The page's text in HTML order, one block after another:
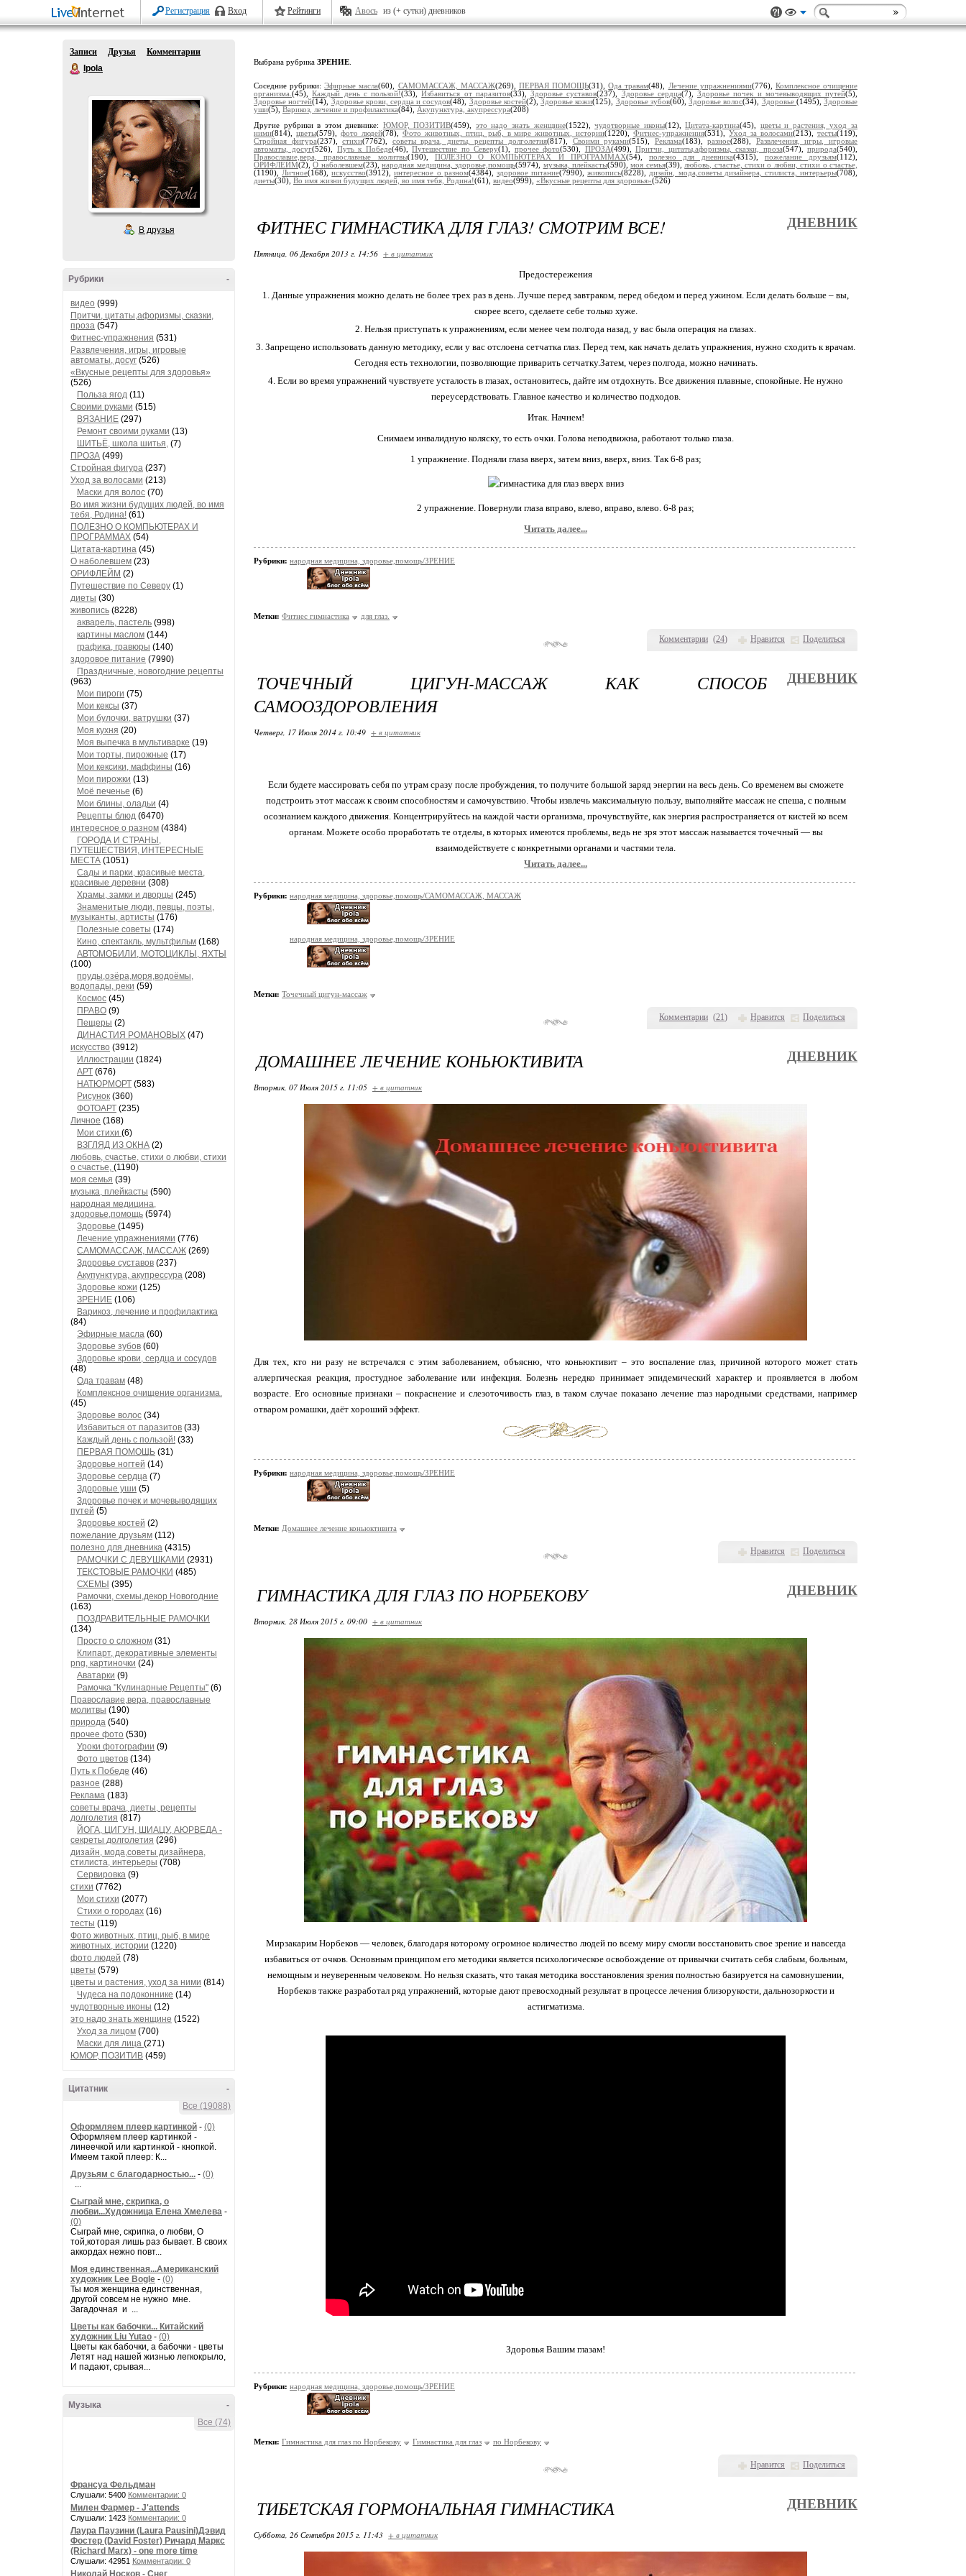
Регистрация Вход Рейтинги Авось из (+ сутки) дневников
Записи Друзья
Комментарии
Ipola
В друзья
-
Рубрики
видео (999)
Притчи, цитаты,афоризмы, сказки,
проза (547)
Фитнес-упражнения (531)
Развлечения, игры, игровые
автоматы, досуг (526)
«Вкусные рецепты для здоровья»
(526)
Польза ягод (11)
Своими руками (515)
ВЯЗАНИЕ (297)
Ремонт своими руками (13)
ШИТЬЁ, школа шитья, (7)
ПРОЗА (499)
Стройная фигура (237)
Уход за волосами (213)
Маски для волос (70)
Во имя жизни будущих людей, во имя
тебя, Родина! (61)
ПОЛЕЗНО О КОМПЬЮТЕРАХ И
ПРОГРАММАХ (54)
Цитата-картина (45)
О наболевшем (23)
ОРИФЛЕЙМ (2)
Путешествие по Северу (1)
диеты (30)
живопись (8228)
акварель, пастель (998)
картины маслом (144)
графика, гравюры (140)
здоровое питание (7990)
Праздничные, новогодние рецепты
(963)
Мои пироги (75)
Мои кексы (37)
Мои булочки, ватрушки (37)
Моя кухня (20)
Моя выпечка в мультиварке (19)
Мои торты, пирожные (17)
Мои кексики, маффины (16)
Мои пирожки (13)
Моё печенье (6)
Мои блины, оладьи (4)
Рецепты блюд (6470)
интересное о разном (4384)
ГОРОДА И СТРАНЫ,
ПУТЕШЕСТВИЯ, ИНТЕРЕСНЫЕ
МЕСТА (1051)
Сады и парки, красивые места,
красивые деревни (308)
Храмы, замки и дворцы (245)
Знаменитые люди, певцы, поэты,
музыканты, артисты (176)
Полезные советы (174)
Кино, спектакль, мультфильм (168)
АВТОМОБИЛИ, МОТОЦИКЛЫ, ЯХТЫ
(100)
пруды,озёра,моря,водоёмы,
водопады, реки (59)
Космос (45)
ПРАВО (9)
Пещеры (2)
ДИНАСТИЯ РОМАНОВЫХ (47)
искусство (3912)
Иллюстрации (1824)
АРТ (676)
НАТЮРМОРТ (583)
Рисунок (360)
ФОТОАРТ (235)
Личное (168)
Мои стихи (6)
ВЗГЛЯД ИЗ ОКНА (2)
любовь, счастье, стихи о любви, стихи
о счастье, (1190)
моя семья (39)
музыка, плейкасты (590)
народная медицина,
здоровье,помощь (5974)
Здоровье (1495)
Лечение упражнениями (776)
САМОМАССАЖ, МАССАЖ (269)
Здоровье суставов (237)
Акупунктура, акупрессура (208)
Здоровье кожи (125)
ЗРЕНИЕ (106)
Варикоз, лечение и профилактика
(84)
Эфирные масла (60)
Здоровье зубов (60)
Здоровье крови, сердца и сосудов
(48)
Ода травам (48)
Комплексное очищение организма.
(45)
Здоровье волос (34)
Избавиться от паразитов (33)
Каждый день с пользой! (33)
ПЕРВАЯ ПОМОЩЬ (31)
Здоровье ногтей (14)
Здоровье сердца (7)
Здоровые уши (5)
Здоровье почек и мочевыводящих
путей (5)
Здоровье костей (2)
пожелание друзьям (112)
полезно для дневника (4315)
РАМОЧКИ С ДЕВУШКАМИ (2931)
ТЕКСТОВЫЕ РАМОЧКИ (485)
СХЕМЫ (395)
Рамочки, схемы,декор Новогодние
(163)
ПОЗДРАВИТЕЛЬНЫЕ РАМОЧКИ
(134)
Просто о сложном (31)
Клипарт, декоративные элементы
png, картиночки (24)
Аватарки (9)
Рамочка "Кулинарные Рецепты" (6)
Православие,вера, православные
молитвы (190)
природа (540)
прочее фото (530)
Уроки фотографии (9)
Фото цветов (134)
Путь к Победе (46)
разное (288)
Реклама (183)
советы врача, диеты, рецепты
долголетия (817)
ЙОГА, ЦИГУН, ШИАЦУ, АЮРВЕДА -
секреты долголетия (296)
дизайн, мода,советы дизайнера,
стилиста, интерьеры (708)
Сервировка (9)
стихи (7762)
Мои стихи (2077)
Стихи о городах (16)
тесты (119)
Фото животных, птиц, рыб, в мире
животных, истории (1220)
фото людей (78)
цветы (579)
цветы и растения, уход за ними (814)
Чудеса на подоконнике (14)
чудотворные иконы (12)
это надо знать женщине (1522)
Уход за лицом (700)
Маски для лица (271)
ЮМОР, ПОЗИТИВ (459)
-
Цитатник
Все (19088)
Оформляем плеер картинкой - (0)
Оформляем плеер картинкой -
линеечкой или картинкой - кнопкой.
Имеем такой плеер: К...
Друзьям с благодарностью... - (0)
...
Сыграй мне, скрипка, о
любви...Художница Елена Хмелева -
(0)
Сыграй мне, скрипка, о любви, О
той,которая лишь раз бывает. В своих
аккордах нежно повт...
Моя единственная...Американский
художник Lee Bogle - (0)
Ты моя женщина единственная,
другой совсем не нужно мне.
Загадочная и ...
Цветы как бабочки... Китайский
художник Liu Yutao - (0)
Цветы как бабочки, а бабочки - цветы
Летят над нашей жизнью легкокрыло,
И падают, срывая...
-
Музыка
Все (74)
Франсуа Фельдман
Слушали: 5400 Комментарии: 0
Милен Фармер - J'attends
Слушали: 1423 Комментарии: 0
Лаура Паузини (Laura Pausini)Дэвид
Фостер (David Foster) Ричард Маркс
(Richard Marx) - one more time
Слушали: 42951 Комментарии: 0
Николай Носков - Снег
Выбрана рубрика ЗРЕНИЕ
Соседние рубрики:Эфирные масла(60), САМОМАССАЖ, МАССАЖ(269), ПЕРВАЯ ПОМОЩЬ(31),Ода травам(48), Лечение упражнениями(776), Комплексное очищение
организма. (45),Каждый день с пользой!(33),Избавиться от паразитов(33), Здоровье суставов(237), Здоровье сердца(7), Здоровье почек и мочевыводящих путей(5),
Здоровье ногтей(14), Здоровье крови, сердца и сосудов(48), Здоровье костей(2),Здоровье кожи(125), Здоровье зубов(60),Здоровье волос(34), Здоровье (1495),Здоровые
уши(5), Варикоз, лечение и профилактика(84), Акупунктура, акупрессура(208)
Другие рубрики в этом дневнике: ЮМОР, ПОЗИТИВ(459), это надо знать женщине(1522),чудотворные иконы(12),Цитата-картина(45), цветы и растения, уход за
ними(814), цветы(579), фото людей(78), Фото животных, птиц, рыб, в мире животных, истории(1220),Фитнес-упражнения(531),Уход за волосами(213), тесты(119),
Стройная фигура(237),стихи(7762), советы врача, диеты, рецепты долголетия(817), Своими руками(515), Реклама(183),разное(288), Развлечения, игры, игровые
автоматы, досуг(526), Путь к Победе(46),Путешествие по Северу(1), прочее фото(530), ПРОЗА(499),Притчи, цитаты,афоризмы, сказки, проза(547),природа(540),
Православие,вера, православные молитвы(190), ПОЛЕЗНО О КОМПЬЮТЕРАХ И ПРОГРАММАХ(54), полезно для дневника(4315), пожелание друзьям(112),
ОРИФЛЕЙМ(2),О наболевшем(23),народная медицина, здоровье,помощь(5974), музыка, плейкасты(590),моя семья(39), любовь, счастье, стихи о любви, стихи о счастье,
(1190), Личное(168),искусство(3912),интересное о разном(4384), здоровое питание(7990),живопись(8228), дизайн, мода,советы дизайнера, стилиста, интерьеры(708),
диеты(30), Во имя жизни будущих людей, во имя тебя, Родина!(61), видео(999), «Вкусные рецепты для здоровья»(526)
Комментарии (24) Нравится Поделиться
ФИТНЕС ГИМНАСТИКА ДЛЯ ГЛАЗ! СМОТРИМ ВСЕ! ДНЕВНИК
Пятница, 06 Декабря 2013 г. 14:56 + в цитатник
Предостережения
Данные упражнения можно делать не более трех раз в день. Лучше перед завтраком, перед обедом и перед ужином. Если делать больше – вы,
скорее всего, сделаете себе только хуже.
Нельзя приступать к упражнениям, если менее чем полгода назад, у вас была операция на глазах.
Запрещено использовать данную методику, если у вас отслоена сетчатка глаз. Перед тем, как начать делать упражнения, нужно сходить к врачам.
Сегодня есть технологии, позволяющие приварить сетчатку.Затем, через полгода, можно начинать.
Если во время упражнений чувствуете усталость в глазах, остановитесь, дайте им отдохнуть. Все движения плавные, спокойные. Не нужно
переусердствовать. Главное качество и количество подходов.
Итак. Начнем!
Снимаем инвалидную коляску, то есть очки. Голова неподвижна, работают только глаза.
1 упражнение. Подняли глаза вверх, затем вниз, вверх, вниз. Так 6-8 раз;
2 упражнение. Повернули глаза вправо, влево, вправо, влево. 6-8 раз;
Читать далее...
Рубрики: народная медицина, здоровье,помощь/ЗРЕНИЕ
Метки: Фитнес гимнастика для глаз.
Комментарии (21) Нравится Поделиться
ТОЧЕЧНЫЙ ЦИГУН-МАССАЖ КАК СПОСОБ
САМООЗДОРОВЛЕНИЯ
ДНЕВНИК
Четверг, 17 Июля 2014 г. 10:49 + в цитатник
Если будете массировать себя по утрам сразу после пробуждения, то получите большой заряд энергии на весь день. Со временем вы сможете
подстроить этот массаж к своим способностям и самочувствию. Чтобы извлечь максимальную пользу, выполняйте массаж не спеша, с полным
осознанием каждого движения. Концентрируйтесь на каждой части организма, прочувствуйте, как энергия распространяется от кистей ко всем
органам. Можете особо проработать те отделы, в которых имеются проблемы, ведь не зря этот массаж называется точечный — вы
взаимодействуете с конкретными органами и частями тела.
Читать далее...
Рубрики: народная медицина, здоровье,помощь/САМОМАССАЖ, МАССАЖ
народная медицина, здоровье,помощь/ЗРЕНИЕ
Метки: Точечный цигун-массаж
Нравится Поделиться
ДОМАШНЕЕ ЛЕЧЕНИЕ КОНЬЮКТИВИТА ДНЕВНИК
Вторник, 07 Июля 2015 г. 11:05 + в цитатник
Для тех, кто ни разу не встречался с этим заболеванием, объясню, что коньюктивит – это воспаление глаз, причиной которого может стать
аллергическая реакция, простудное заболевание или инфекция. Болезнь нередко принимает эпидемический характер и проявляется в любом
возрасте. Его основные признаки – покраснение и слезоточивость глаз, в таком случае показано лечение глаз народными средствами, например
отваром ромашки, даёт хороший эффект.
Рубрики: народная медицина, здоровье,помощь/ЗРЕНИЕ
Метки: Домашнее лечение коньюктивита
Нравится Поделиться
ГИМНАСТИКА ДЛЯ ГЛАЗ ПО НОРБЕКОВУ ДНЕВНИК
Вторник, 28 Июля 2015 г. 09:00 + в цитатник
Мирзакарим Норбеков — человек, благодаря которому огромное количество людей по всему миру смогли восстановить свое зрение и навсегда
избавиться от очков. Основным принципом его методики является психологическое освобождение от привычки считать себя слабым, больным,
немощным и неуверенным человеком. Но нельзя сказать, что такая методика восстановления зрения полностью базируется на самовнушении,
Норбеков также разработал ряд упражнений, которые дают превосходный результат в процессе лечения близорукости, дальнозоркости и
астигматизма.
Здоровья Вашим глазам!
Рубрики: народная медицина, здоровье,помощь/ЗРЕНИЕ
Метки: Гимнастика для глаз по Норбекову Гимнастика для глаз по Норбекову
ТИБЕТСКАЯ ГОРМОНАЛЬНАЯ ГИМНАСТИКА ДНЕВНИК
Суббота, 26 Сентября 2015 г. 11:43 + в цитатник